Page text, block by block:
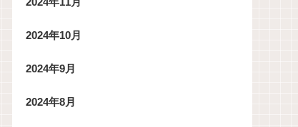
2024年10月
2024年9月
2024年8月